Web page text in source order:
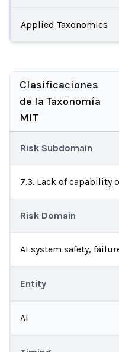
Applied Taxonomies
Clasificaciones
de la Taxonomía
MIT
Risk Subdomain
7.3. Lack of capability
Risk Domain
AI system safety,
Entity
AI